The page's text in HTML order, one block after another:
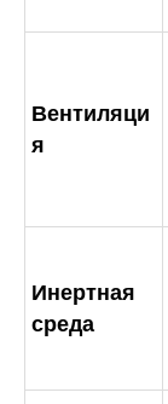
Вентиляци
я
Инертная
среда